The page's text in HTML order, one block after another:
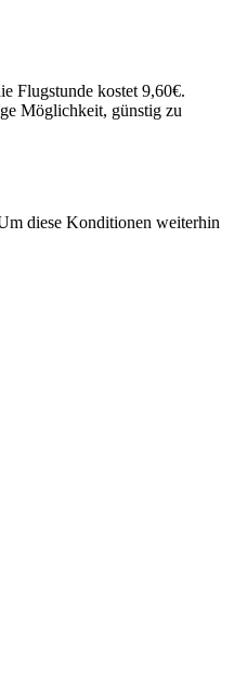
Flugstunde kostet 9,60€.
Möglichkeit, günstig zu
diese Konditionen weiterhin